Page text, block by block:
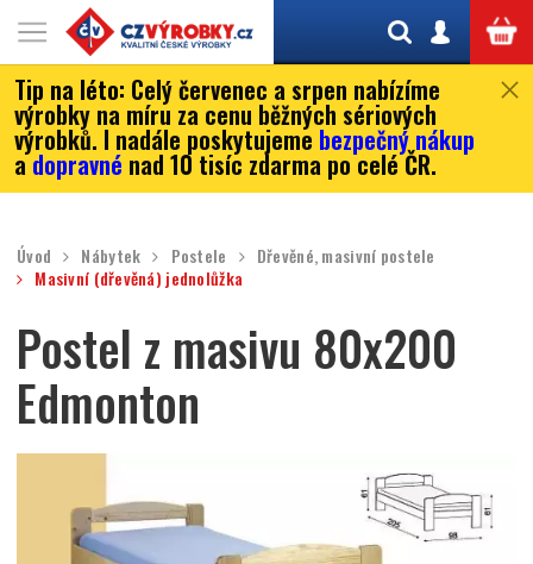
Tip na léto: Celý červenec a srpen nabízíme
výrobky na míru za cenu běžných sériových
výrobků. I nadále poskytujeme bezpečný nákup
adopravné nad 10 tisíc zdarma po celé ČR.
Úvod Nábytek Postele
Dřevěné, masivní postele
Masivní (dřevěná) jednolůžka
Postel z masivu 80x200
Edmonton